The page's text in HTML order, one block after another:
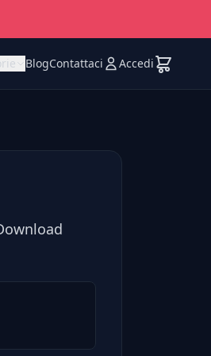
BlogContattaci Accedi